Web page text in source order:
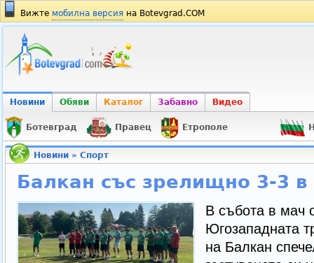
Вижте мобилна версия на Botevgrad.COM
Новини Обяви Каталог Забавно Видео
Ботевград Правец Етрополе
Новини» Спорт
Балкан със зрелищно 3-3 в
В събота в мач
Югозападната
на Балкан